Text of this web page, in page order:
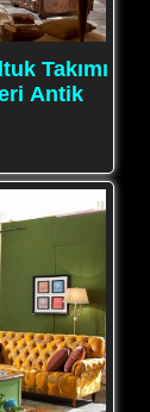
Takımı
Antik